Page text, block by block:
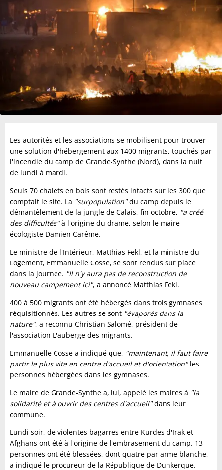
Les autorités et les associations se mobilisent pour trouver
une solution d'hébergement aux 1400 migrants, touchés par
l'incendie du camp de Grande-Synthe (Nord), dans la nuit
de lundi à mardi.
Seuls 70 chalets en bois sont restés intacts sur les 300 que
comptait le site. La "surpopulation"du camp depuis le
démantèlement de la jungle de Calais, fin octobre, "a créé
des difficultés"à l'origine du drame, selon le maire
écologiste Damien Carême.
Le ministre de l'Intérieur, Matthias Fekl, et la ministre du
Logement, Emmanuelle Cosse, se sont rendus sur place
dans la journée. "Il n'y aura pas de reconstruction de
nouveau campement ici", a annoncé Matthias Fekl.
400 à 500 migrants ont été hébergés dans trois gymnases
réquisitionnés. Les autres se sont "évaporés dans la
nature", a reconnu Christian Salomé, président de
l'association L'auberge des migrants.
Emmanuelle Cosse a indiqué que, "maintenant, il faut faire
partir le plus vite en centre d'accueil et d'orientation"les
personnes hébergées dans les gymnases.
Le maire de Grande-Synthe a, lui, appelé les maires à "la
solidarité et à ouvrir des centres d'accueil"dans leur
commune.
Lundi soir, de violentes bagarres entre Kurdes d'Irak et
Afghans ont été à l'origine de l'embrasement du camp. 13
personnes ont été blessées, dont quatre par arme blanche,
a indiqué le procureur de la République de Dunkerque.